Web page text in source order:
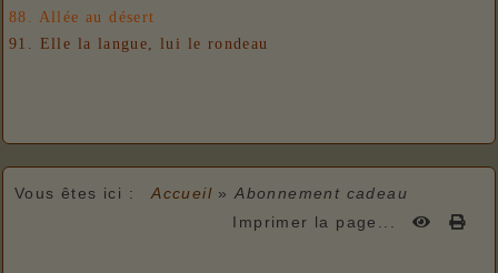
88. Allée au désert
91. Elle la langue, lui le rondeau
Vous êtes ici : Accueil »Abonnement cadeau
Imprimer la page...